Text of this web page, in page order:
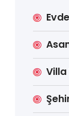
Villa